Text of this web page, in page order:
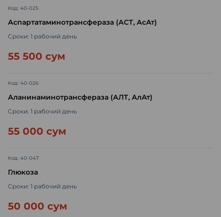
Код: 40-025
Аспартатаминотрансфераза (АСТ, АсАт)
Сроки: 1 рабочий день
55 500 сум
Код: 40-026
Аланинаминотрансфераза (АЛТ, АлАт)
Сроки: 1 рабочий день
55 000 сум
Код: 40-047
Глюкоза
Сроки: 1 рабочий день
50 000 сум